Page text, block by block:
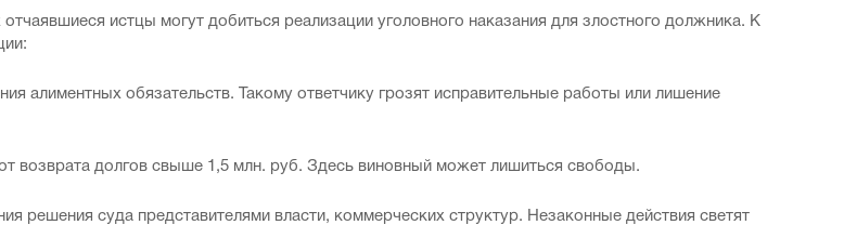
истцы могут добиться реализации уголовного наказания для злостного должника. К
алиментных обязательств. Такому ответчику грозят исправительные работы или лишение
возврата долгов свыше 1,5 млн. руб. Здесь виновный может лишиться свободы.
решения суда представителями власти, коммерческих структур. Незаконные действия светят